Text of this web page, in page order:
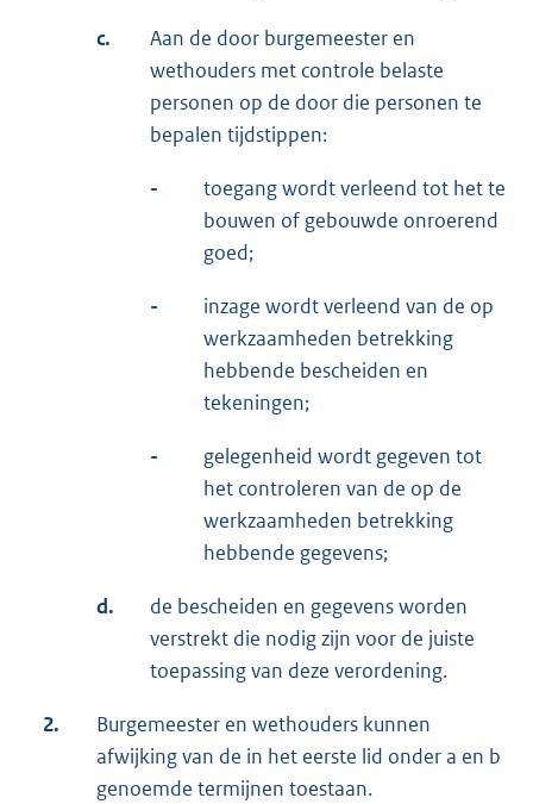
c.
Aan de door burgemeester en
wethouders met controle belaste
personen op de door die personen te
bepalen tijdstippen:
-
toegang wordt verleend tot het te
bouwen of gebouwde onroerend
goed;
-
inzage wordt verleend van de op
werkzaamheden betrekking
hebbende bescheiden en
tekeningen;
-
gelegenheid wordt gegeven tot
het controleren van de op de
werkzaamheden betrekking
hebbende gegevens;
d.
de bescheiden en gegevens worden
verstrekt die nodig zijn voor de juiste
toepassing van deze verordening.
2.
Burgemeester en wethouders kunnen
afwijking van de in het eerste lid onder a en b
genoemde termijnen toestaan.